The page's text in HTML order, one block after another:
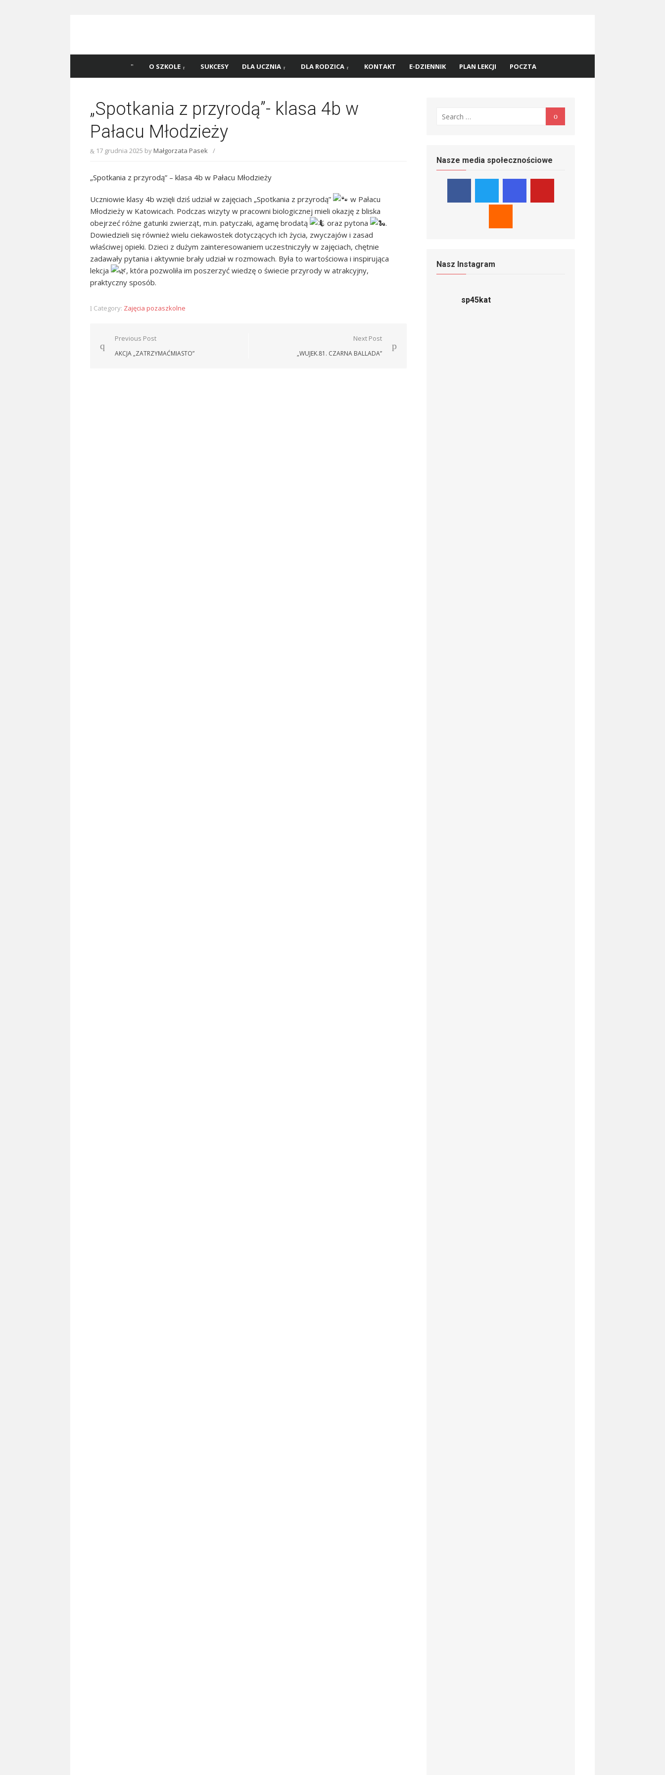
45 w Katowicach!
Katowicach
O SZKOLE SUKCESY DLA UCZNIA DLA RODZICA KONTAKT E-DZIENNIK PLAN LEKCJI POCZTA
„Spotkania z przyrodą”- klasa 4b w
Pałacu Młodzieży
17 grudnia 2025 byMałgorzata Pasek /
„Spotkania z przyrodą” – klasa 4b w Pałacu Młodzieży
Uczniowie klasy 4b wzięli dziś udział w zajęciach „Spotkania z przyrodą”
w Pałacu
Młodzieży w Katowicach. Podczas wizyty w pracowni biologicznej mieli okazję z bliska
obejrzeć różne gatunki zwierząt, m.in. patyczaki, agamę brodatą
oraz pytona
.
Dowiedzieli się również wielu ciekawostek dotyczących ich życia, zwyczajów i zasad
właściwej opieki. Dzieci z dużym zainteresowaniem uczestniczyły w zajęciach, chętnie
zadawały pytania i aktywnie brały udział w rozmowach. Była to wartościowa i inspirująca
lekcja
, która pozwoliła im poszerzyć wiedzę o świecie przyrody w atrakcyjny,
praktyczny sposób.
Category: Zajęcia pozaszkolne
Nawigacja
wpisu
Previous Post
AKCJA „ZATRZYMAĆMIASTO”
Next Post
„WUJEK.81. CZARNA BALLADA”
for: Search
Nasze media społecznościowe
Nasz Instagram
sp45kat